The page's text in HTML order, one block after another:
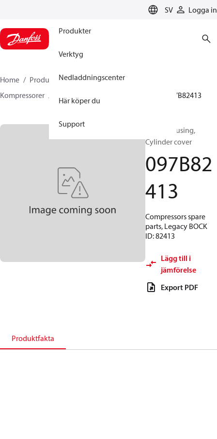
SV Logga in
Produkter
Verktyg
Nedladdningscenter
Här köper du
Support
Home Produkter
Climate Solutions for heating
Kompressorer
097B82413
BOCK, Housing,
Cylinder cover
097B82
413
Compressors spare
parts, Legacy BOCK
ID: 82413
Lägg till i
jämförelse
Export PDF
Produktfakta